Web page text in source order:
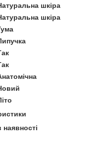
шкіра
шкіра
наявності